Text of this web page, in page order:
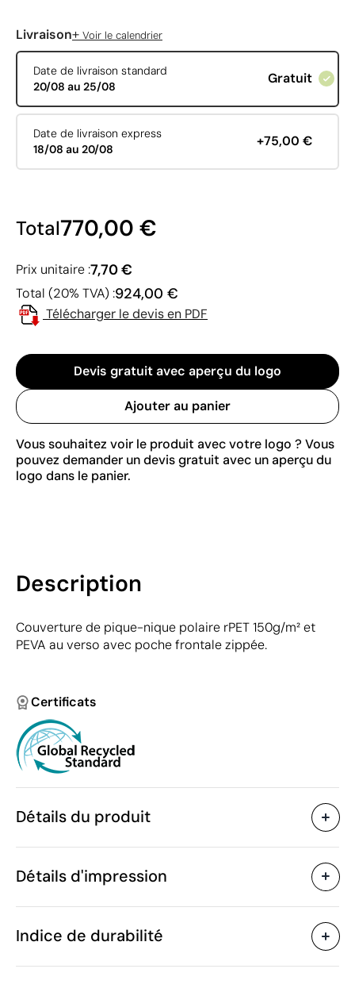
Livraison+ Voir le calendrier
Date de livraison standard
20/08 au 25/08
Gratuit
Date de livraison express
18/08 au 20/08
+75,00 €
Total770,00 €
Prix unitaire :7,70 €
Total (20% TVA) :924,00 €
Télécharger le devis en PDF
Devis gratuit avec aperçu du logo
Ajouter au panier
Vous souhaitez voir le produit avec votre logo ? Vous
pouvez demander un devis gratuit avec un aperçu du
logo dans le panier.
Description
Couverture de pique-nique polaire rPET 150g/m² et
PEVA au verso avec poche frontale zippée.
Certificats
Détails du produit
Caractéristiques
Code du produit
Poids
Matière
Métal, Polyester, PEVA,
Détails d'impression
Transfert
Indice de durabilité